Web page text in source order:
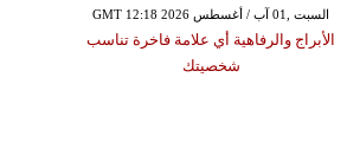
GMT 12:18 2026 السبت ,01 آب / أغسطس
الأبراج والرفاهية أي علامة فاخرة تناسب
شخصيتك